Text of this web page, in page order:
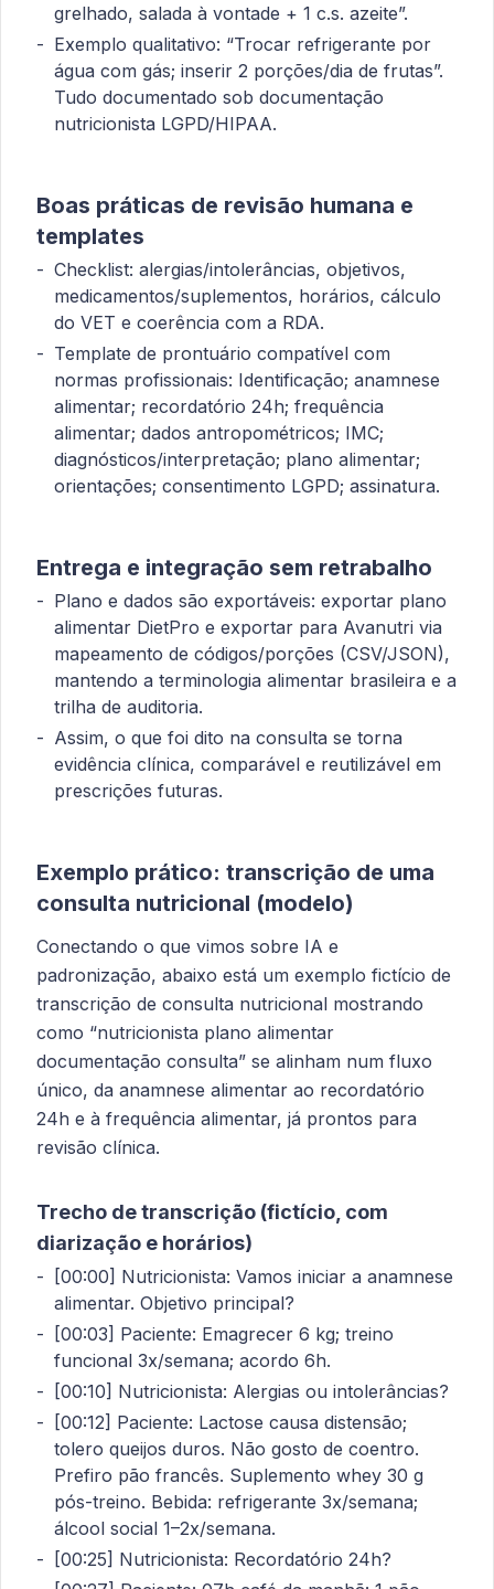
grelhado, salada à vontade + 1 c.s. azeite”.
Exemplo qualitativo: “Trocar refrigerante por
água com gás; inserir 2 porções/dia de frutas”.
Tudo documentado sob documentação
nutricionista LGPD/HIPAA.
Boas práticas de revisão humana e
templates
Checklist: alergias/intolerâncias, objetivos,
medicamentos/suplementos, horários, cálculo
do VET e coerência com a RDA.
Template de prontuário compatível com
normas profissionais: Identificação; anamnese
alimentar; recordatório 24h; frequência
alimentar; dados antropométricos; IMC;
diagnósticos/interpretação; plano alimentar;
orientações; consentimento LGPD; assinatura.
Entrega e integração sem retrabalho
Plano e dados são exportáveis: exportar plano
alimentar DietPro e exportar para Avanutri via
mapeamento de códigos/porções (CSV/JSON),
mantendo a terminologia alimentar brasileira e a
trilha de auditoria.
Assim, o que foi dito na consulta se torna
evidência clínica, comparável e reutilizável em
prescrições futuras.
Exemplo prático: transcrição de uma
consulta nutricional (modelo)
Conectando o que vimos sobre IA e
padronização, abaixo está um exemplo fictício de
transcrição de consulta nutricional mostrando
como “nutricionista plano alimentar
documentação consulta” se alinham num fluxo
único, da anamnese alimentar ao recordatório
24h e à frequência alimentar, já prontos para
revisão clínica.
Trecho de transcrição (fictício, com
diarização e horários)
[00:00] Nutricionista: Vamos iniciar a anamnese
alimentar. Objetivo principal?
[00:03] Paciente: Emagrecer 6 kg; treino
funcional 3x/semana; acordo 6h.
[00:10] Nutricionista: Alergias ou intolerâncias?
[00:12] Paciente: Lactose causa distensão;
tolero queijos duros. Não gosto de coentro.
Prefiro pão francês. Suplemento whey 30 g
pós-treino. Bebida: refrigerante 3x/semana;
álcool social 1–2x/semana.
[00:25] Nutricionista: Recordatório 24h?